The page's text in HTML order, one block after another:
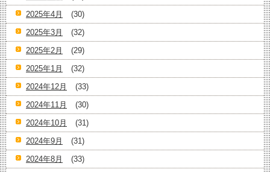
2025年4月
(30)
2025年3月
(32)
2025年2月
(29)
2025年1月
(32)
2024年12月
(33)
2024年11月
(30)
2024年10月
(31)
2024年9月
(31)
2024年8月
(33)